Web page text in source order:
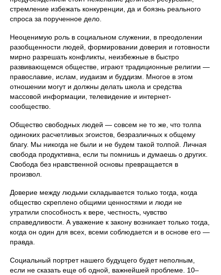
стремление избежать конкуренции, да и боязнь реального
спроса за порученное дело.
Неоценимую роль в социальном служении, в преодолении
разобщенности людей, формировании доверия и готовности
мирно разрешать конфликты, неизбежные в быстро
развивающемся обществе, играют традиционные религии —
православие, ислам, иудаизм и буддизм. Многое в этом
отношении могут и должны делать школа и средства
массовой информации, телевидение и интернет-
сообщество.
Общество свободных людей — совсем не то же, что толпа
одиноких расчетливых эгоистов, безразличных к общему
благу. Мы никогда не были и не будем такой толпой. Личная
свобода продуктивна, если ты помнишь и думаешь о других.
Свобода без нравственной основы превращается в
произвол.
Доверие между людьми складывается только тогда, когда
общество скреплено общими ценностями и люди не
утратили способность к вере, честность, чувство
справедливости. А уважение к закону возникает только тогда,
когда он один для всех, всеми соблюдается и в основе его —
правда.
Социальный портрет нашего будущего будет неполным,
если не сказать еще об одной, важнейшей проблеме. 10–